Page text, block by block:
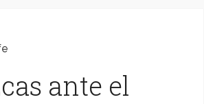
ante el